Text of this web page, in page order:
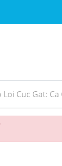
Loi Cuc Gat: